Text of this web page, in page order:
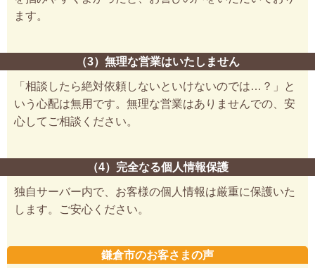
ます。
（3）無理な営業はいたしません
「相談したら絶対依頼しないといけないのでは…？」と
いう心配は無用です。無理な営業はありませんでの、安
心してご相談ください。
（4）完全なる個人情報保護
独自サーバー内で、お客様の個人情報は厳重に保護いた
します。ご安心ください。
鎌倉市のお客さまの声